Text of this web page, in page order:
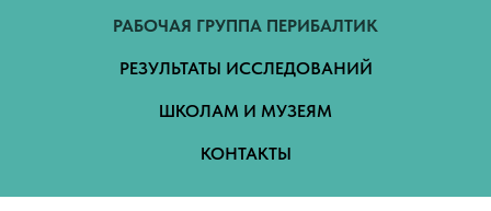
РАБОЧАЯ ГРУППА ПЕРИБАЛТИК
РЕЗУЛЬТАТЫ ИССЛЕДОВАНИЙ
ШКОЛАМ И МУЗЕЯМ
КОНТАКТЫ